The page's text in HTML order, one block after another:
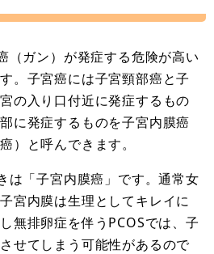
（ガン）が発症する危険が高い
。子宮癌には子宮頸部癌と子
の入り口付近に発症するもの
に発症するものを子宮内膜癌
）と呼んできます。
は「子宮内膜癌」です。通常女
宮内膜は生理としてキレイに
無排卵症を伴うPCOSでは、子
せてしまう可能性があるので